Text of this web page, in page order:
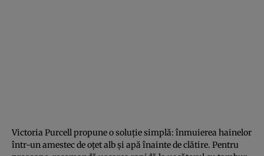
Victoria Purcell propune o soluție simplă: înmuierea hainelor
într-un amestec de oțet alb și apă înainte de clătire. Pentru